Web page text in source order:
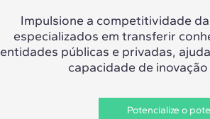
Impulsione a competitividade da
especializados em transferir
entidades públicas e privadas,
capacidade de
Potencialize o